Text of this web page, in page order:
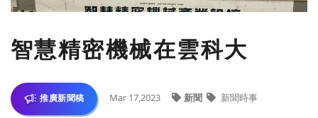
智慧精密機械在雲科大
推廣新聞稿 Mar 17,2023 新聞 新聞時事